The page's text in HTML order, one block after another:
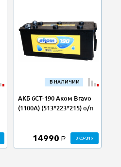
В НАЛИЧИИ
АКБ 6СТ-190 Аком Bravo
(1100А) (513*223*215) о/п
14990 a В КОРЗИНУ